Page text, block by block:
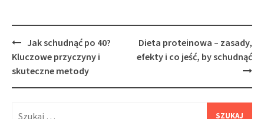
Post
navigation
Jak schudnąć po 40?
Kluczowe przyczyny i
skuteczne metody
Dieta proteinowa – zasady,
efekty i co jeść, by schudnąć